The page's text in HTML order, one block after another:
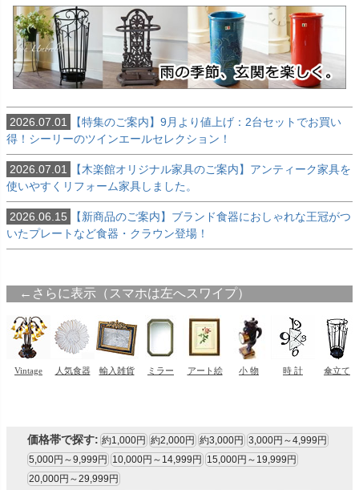
2026.07.01
【特集のご案内】9月より値上げ：2台セットでお買い
得！シーリーのツインエールセレクション！
2026.07.01
【木楽館オリジナル家具のご案内】アンティーク家具を
使いやすくリフォーム家具しました。
2026.06.15
【新商品のご案内】ブランド食器におしゃれな王冠がつ
いたプレートなど食器・クラウン登場！
価格帯で探す: 約1,000円 約2,000円 約3,000円 3,000円～4,999円
5,000円～9,999円
10,000円～14,999円
15,000円～19,999円
20,000円～29,999円
価格
家具のカラー
ブラウン色
ホワイト色
マホガニー色
雑貨のカラー
ゴールド・雑貨
シルバー・雑貨
ホワイト・雑貨
ナチュラル・雑貨
在庫なし商品を表示しない
商品番号/JANコード
予約商品
予約商品のみを表示